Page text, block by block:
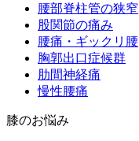
腰部脊柱管の狭窄
股関節の痛み
腰痛・ギックリ腰
胸郭出口症候群
肋間神経痛
慢性腰痛
膝のお悩み